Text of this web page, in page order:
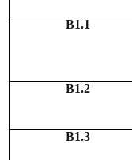
B1.1
B1.2
B1.3